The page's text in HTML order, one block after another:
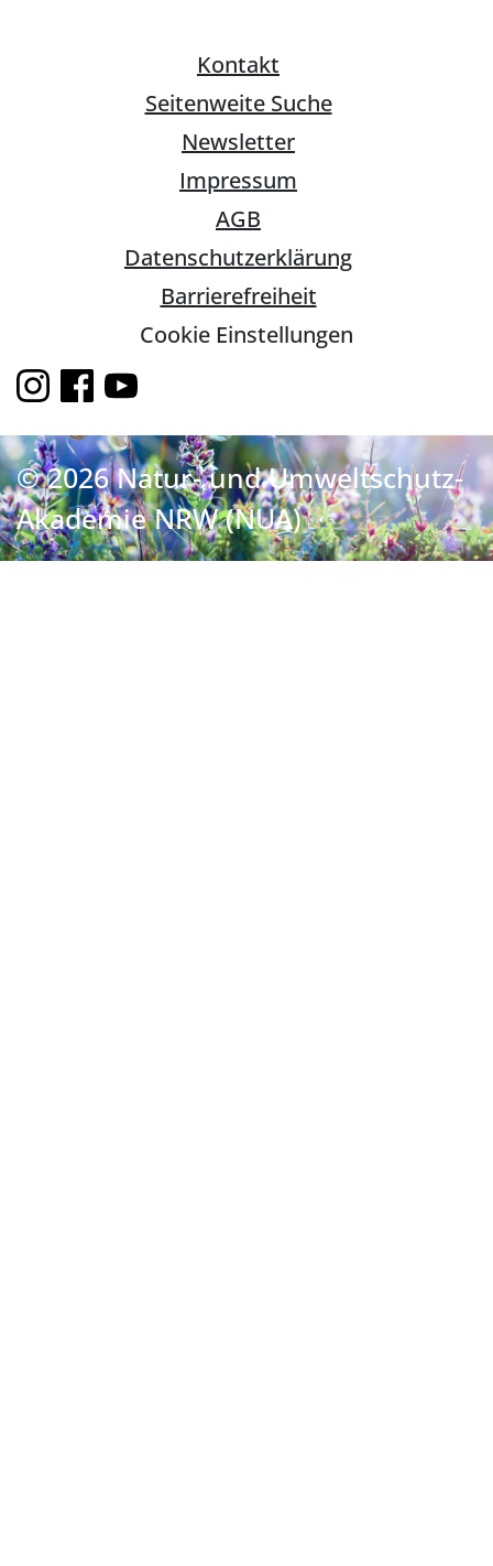
Kontakt
Seitenweite Suche
Newsletter
Impressum
AGB
Datenschutzerklärung
Barrierefreiheit
Cookie Einstellungen
© 2026 Natur- und Umweltschutz-
Akademie NRW (NUA)